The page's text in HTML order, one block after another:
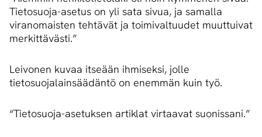
Tietosuoja-asetus on yli sata sivua, ja samalla
viranomaisten tehtävät ja toimivaltuudet muuttuivat
merkittävästi.”
Leivonen kuvaa itseään ihmiseksi, jolle
tietosuojalainsäädäntö on enemmän kuin työ.
“Tietosuoja-asetuksen artiklat virtaavat suonissani.”